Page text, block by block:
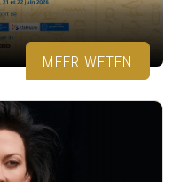
MEER WETEN